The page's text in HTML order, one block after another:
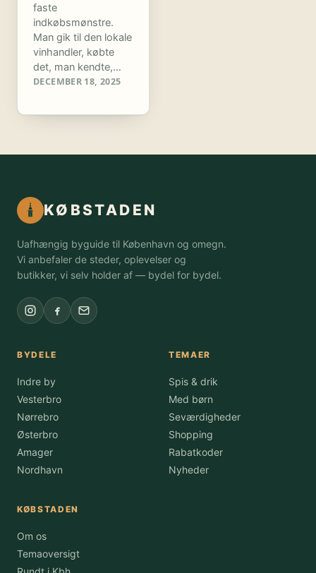
faste
indkøbsmønstre.
Man gik til den lokale
vinhandler, købte
det, man kendte,…
DECEMBER 18, 2025
KØBSTADEN
Uafhængig byguide til København og omegn.
Vi anbefaler de steder, oplevelser og
butikker, vi selv holder af — bydel for bydel.
BYDELE
Indre by
Vesterbro
Nørrebro
Østerbro
Amager
Nordhavn
TEMAER
Spis & drik
Med børn
Seværdigheder
Shopping
Rabatkoder
Nyheder
KØBSTADEN
Om os
Temaoversigt